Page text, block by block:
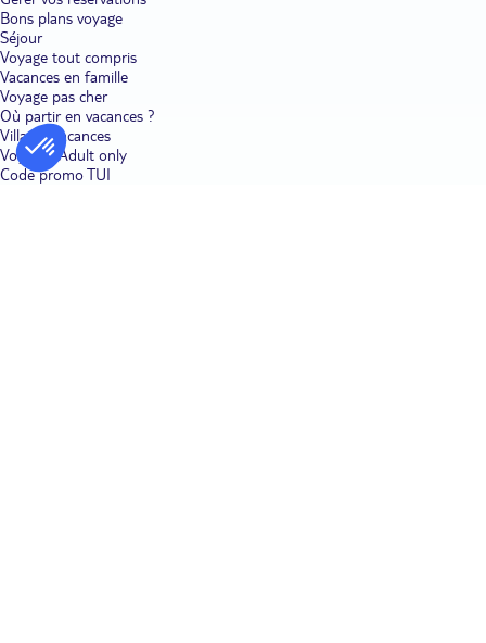
Bons plans voyage
Séjour
Voyage tout compris
Vacances en famille
Voyage pas cher
Où partir en vacances ?
Villages vacances
Voyages Adult only
Code promo TUI